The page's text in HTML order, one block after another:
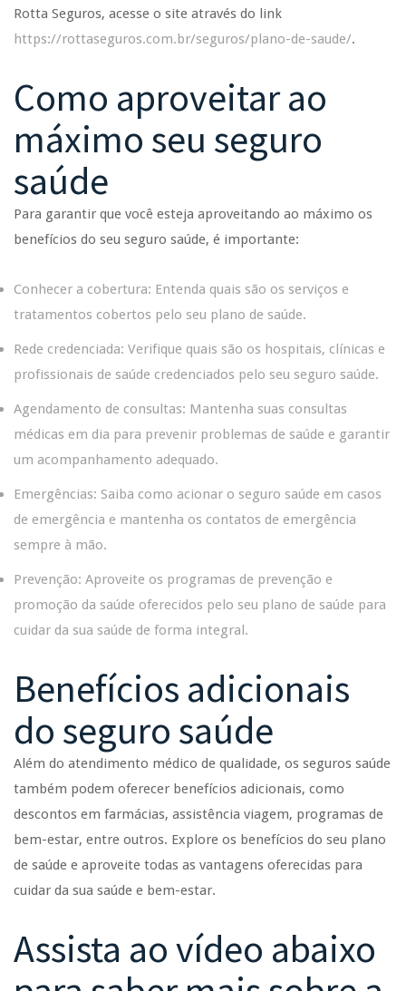
Rotta Seguros, acesse o site através do link
https://rottaseguros.com.br/seguros/plano-de-saude/.
Como aproveitar ao
máximo seu seguro
saúde
Para garantir que você esteja aproveitando ao máximo os
benefícios do seu seguro saúde, é importante:
Conhecer a cobertura: Entenda quais são os serviços e
tratamentos cobertos pelo seu plano de saúde.
Rede credenciada: Verifique quais são os hospitais, clínicas e
profissionais de saúde credenciados pelo seu seguro saúde.
Agendamento de consultas: Mantenha suas consultas
médicas em dia para prevenir problemas de saúde e garantir
um acompanhamento adequado.
Emergências: Saiba como acionar o seguro saúde em casos
de emergência e mantenha os contatos de emergência
sempre à mão.
Prevenção: Aproveite os programas de prevenção e
promoção da saúde oferecidos pelo seu plano de saúde para
cuidar da sua saúde de forma integral.
Benefícios adicionais
do seguro saúde
Além do atendimento médico de qualidade, os seguros saúde
também podem oferecer benefícios adicionais, como
descontos em farmácias, assistência viagem, programas de
bem-estar, entre outros. Explore os benefícios do seu plano
de saúde e aproveite todas as vantagens oferecidas para
cuidar da sua saúde e bem-estar.
Assista ao vídeo abaixo